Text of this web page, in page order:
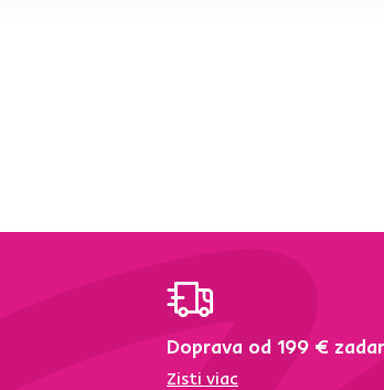
Doprava od 199 €
Zisti viac